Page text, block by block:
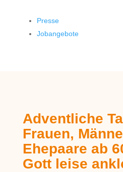
Presse
Jobangebote
Adventliche
Frauen,
Ehepaare ab
Gott leise